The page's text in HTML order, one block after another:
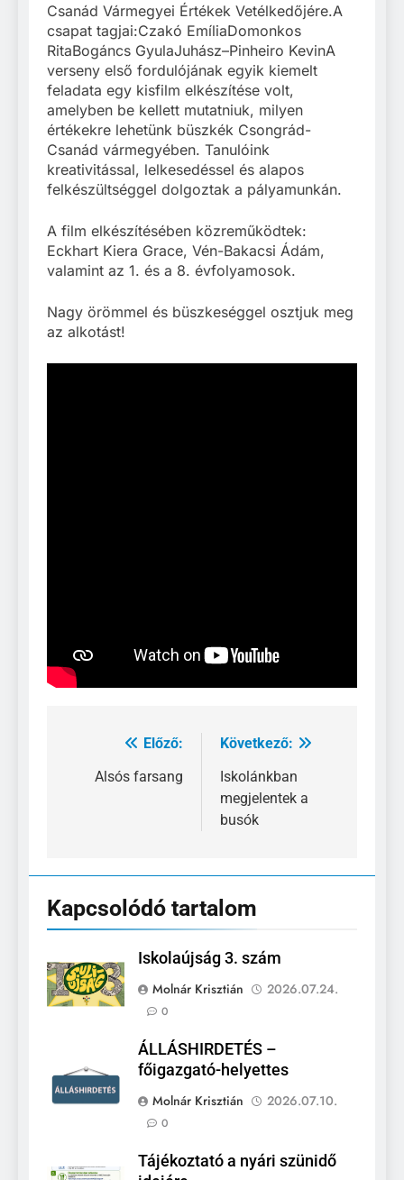
Csanád Vármegyei Értékek Vetélkedőjére.A
csapat tagjai:Czakó EmíliaDomonkos
RitaBogáncs GyulaJuhász–Pinheiro KevinA
verseny első fordulójának egyik kiemelt
feladata egy kisfilm elkészítése volt,
amelyben be kellett mutatniuk, milyen
értékekre lehetünk büszkék Csongrád-
Csanád vármegyében. Tanulóink
kreativitással, lelkesedéssel és alapos
felkészültséggel dolgoztak a pályamunkán.
A film elkészítésében közreműködtek:
Eckhart Kiera Grace, Vén-Bakacsi Ádám,
valamint az 1. és a 8. évfolyamosok.
Nagy örömmel és büszkeséggel osztjuk meg
az alkotást!
Bejegyzés
navigáció
Előző:
Alsós farsang
Következő:
Iskolánkban
megjelentek a
busók
Kapcsolódó tartalom
Iskolaújság 3. szám
Molnár Krisztián
2026.07.24.
0
ÁLLÁSHIRDETÉS –
főigazgató-helyettes
Molnár Krisztián
2026.07.10.
0
Tájékoztató a nyári szünidő